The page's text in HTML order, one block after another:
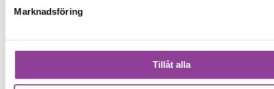
Marknadsföring
Tillåt alla